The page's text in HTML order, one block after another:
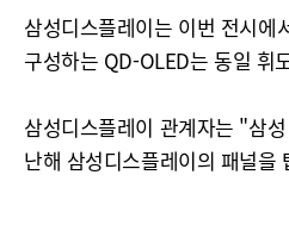
삼성디스플레이는 이번 전시
구성하는 QD-OLED는 동일 휘
삼성디스플레이 관계자는 "삼
난해 삼성디스플레이의 패널